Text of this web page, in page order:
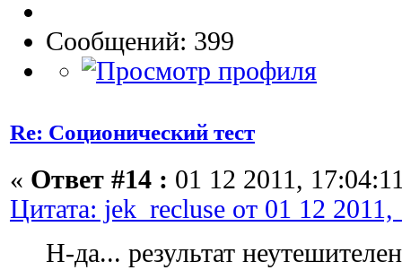
Сообщений: 399
Re: Соционический тест
« Ответ #14 : 01 12 2011,
Цитата: jek_recluse от 01 12 2011,
Н-да... результат